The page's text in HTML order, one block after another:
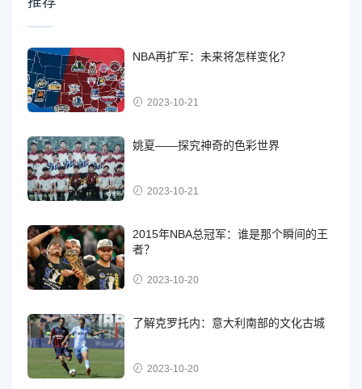
NBA再扩军：未来将怎样变化？
2023-10-21
姚夏——探究神奇的色彩世界
2023-10-21
2015年NBA总冠军：谁是那个瞬间的王
者？
2023-10-20
了解克罗托内：意大利南部的文化古城
2023-10-20